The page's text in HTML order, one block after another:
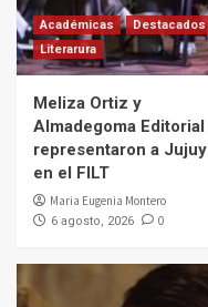
Académicas
Destacados
Literarura
Meliza Ortiz y
Almadegoma Editorial
representaron a Jujuy
en el FILT
Maria Eugenia Montero
6 agosto, 2026 0